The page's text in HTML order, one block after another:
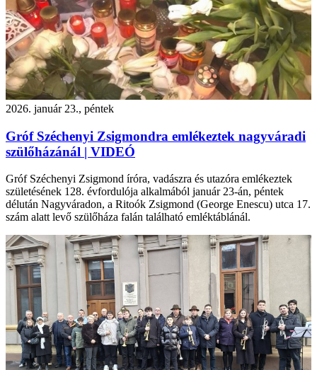
2026. január 23., péntek
Gróf Széchenyi Zsigmondra emlékeztek nagyváradi
szülőházánál | VIDEÓ
Gróf Széchenyi Zsigmond íróra, vadászra és utazóra emlékeztek
születésének 128. évfordulója alkalmából január 23-án, péntek
délután Nagyváradon, a Ritoók Zsigmond (George Enescu) utca 17.
szám alatt levő szülőháza falán található emléktáblánál.